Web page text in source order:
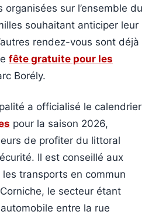
organisées sur l’ensemble du
souhaitant anticiper leur
rendez-vous sont déjà
fête gratuite pour les
Borély.
a officialisé le calendrier
pour la saison 2026,
de profiter du littoral
Il est conseillé aux
transports en commun
le secteur étant
entre la rue